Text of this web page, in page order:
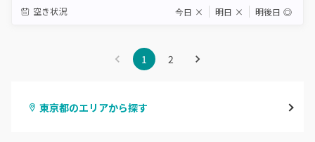
空き状況 今日 × 明日 × 明後日 ◎
1 2
東京都のエリアから探す